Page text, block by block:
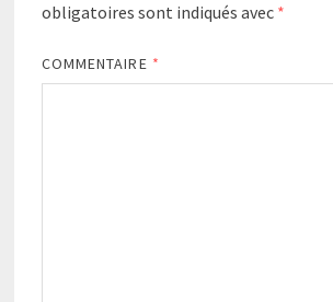
obligatoires sont indiqués avec *
COMMENTAIRE *